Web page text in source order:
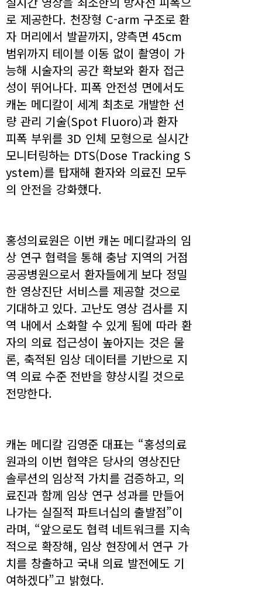
로 제공한다. 천장형 C-arm 구조로 환
자 머리에서 발끝까지, 양측면 45cm
범위까지 테이블 이동 없이 촬영이 가
능해 시술자의 공간 확보와 환자 접근
성이 뛰어나다. 피폭 안전성 면에서도
캐논 메디칼이 세계 최초로 개발한 선
량 관리 기술(Spot Fluoro)과 환자
피폭 부위를 3D 인체 모형으로 실시간
모니터링하는 DTS(Dose Tracking S
ystem)를 탑재해 환자와 의료진 모두
의 안전을 강화했다.
홍성의료원은 이번 캐논 메디칼과의 임
상 연구 협력을 통해 충남 지역의 거점
공공병원으로서 환자들에게 보다 정밀
한 영상진단 서비스를 제공할 것으로
기대하고 있다. 고난도 영상 검사를 지
역 내에서 소화할 수 있게 됨에 따라 환
자의 의료 접근성이 높아지는 것은 물
론, 축적된 임상 데이터를 기반으로 지
역 의료 수준 전반을 향상시킬 것으로
전망한다.
캐논 메디칼 김영준 대표는 “홍성의료
원과의 이번 협약은 당사의 영상진단
솔루션의 임상적 가치를 검증하고, 의
료진과 함께 임상 연구 성과를 만들어
나가는 실질적 파트너십의 출발점”이
라며, “앞으로도 협력 네트워크를 지속
적으로 확장해, 임상 현장에서 연구 가
치를 창출하고 국내 의료 발전에도 기
여하겠다”고 밝혔다.